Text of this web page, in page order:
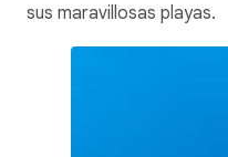
sus maravillosas playas.